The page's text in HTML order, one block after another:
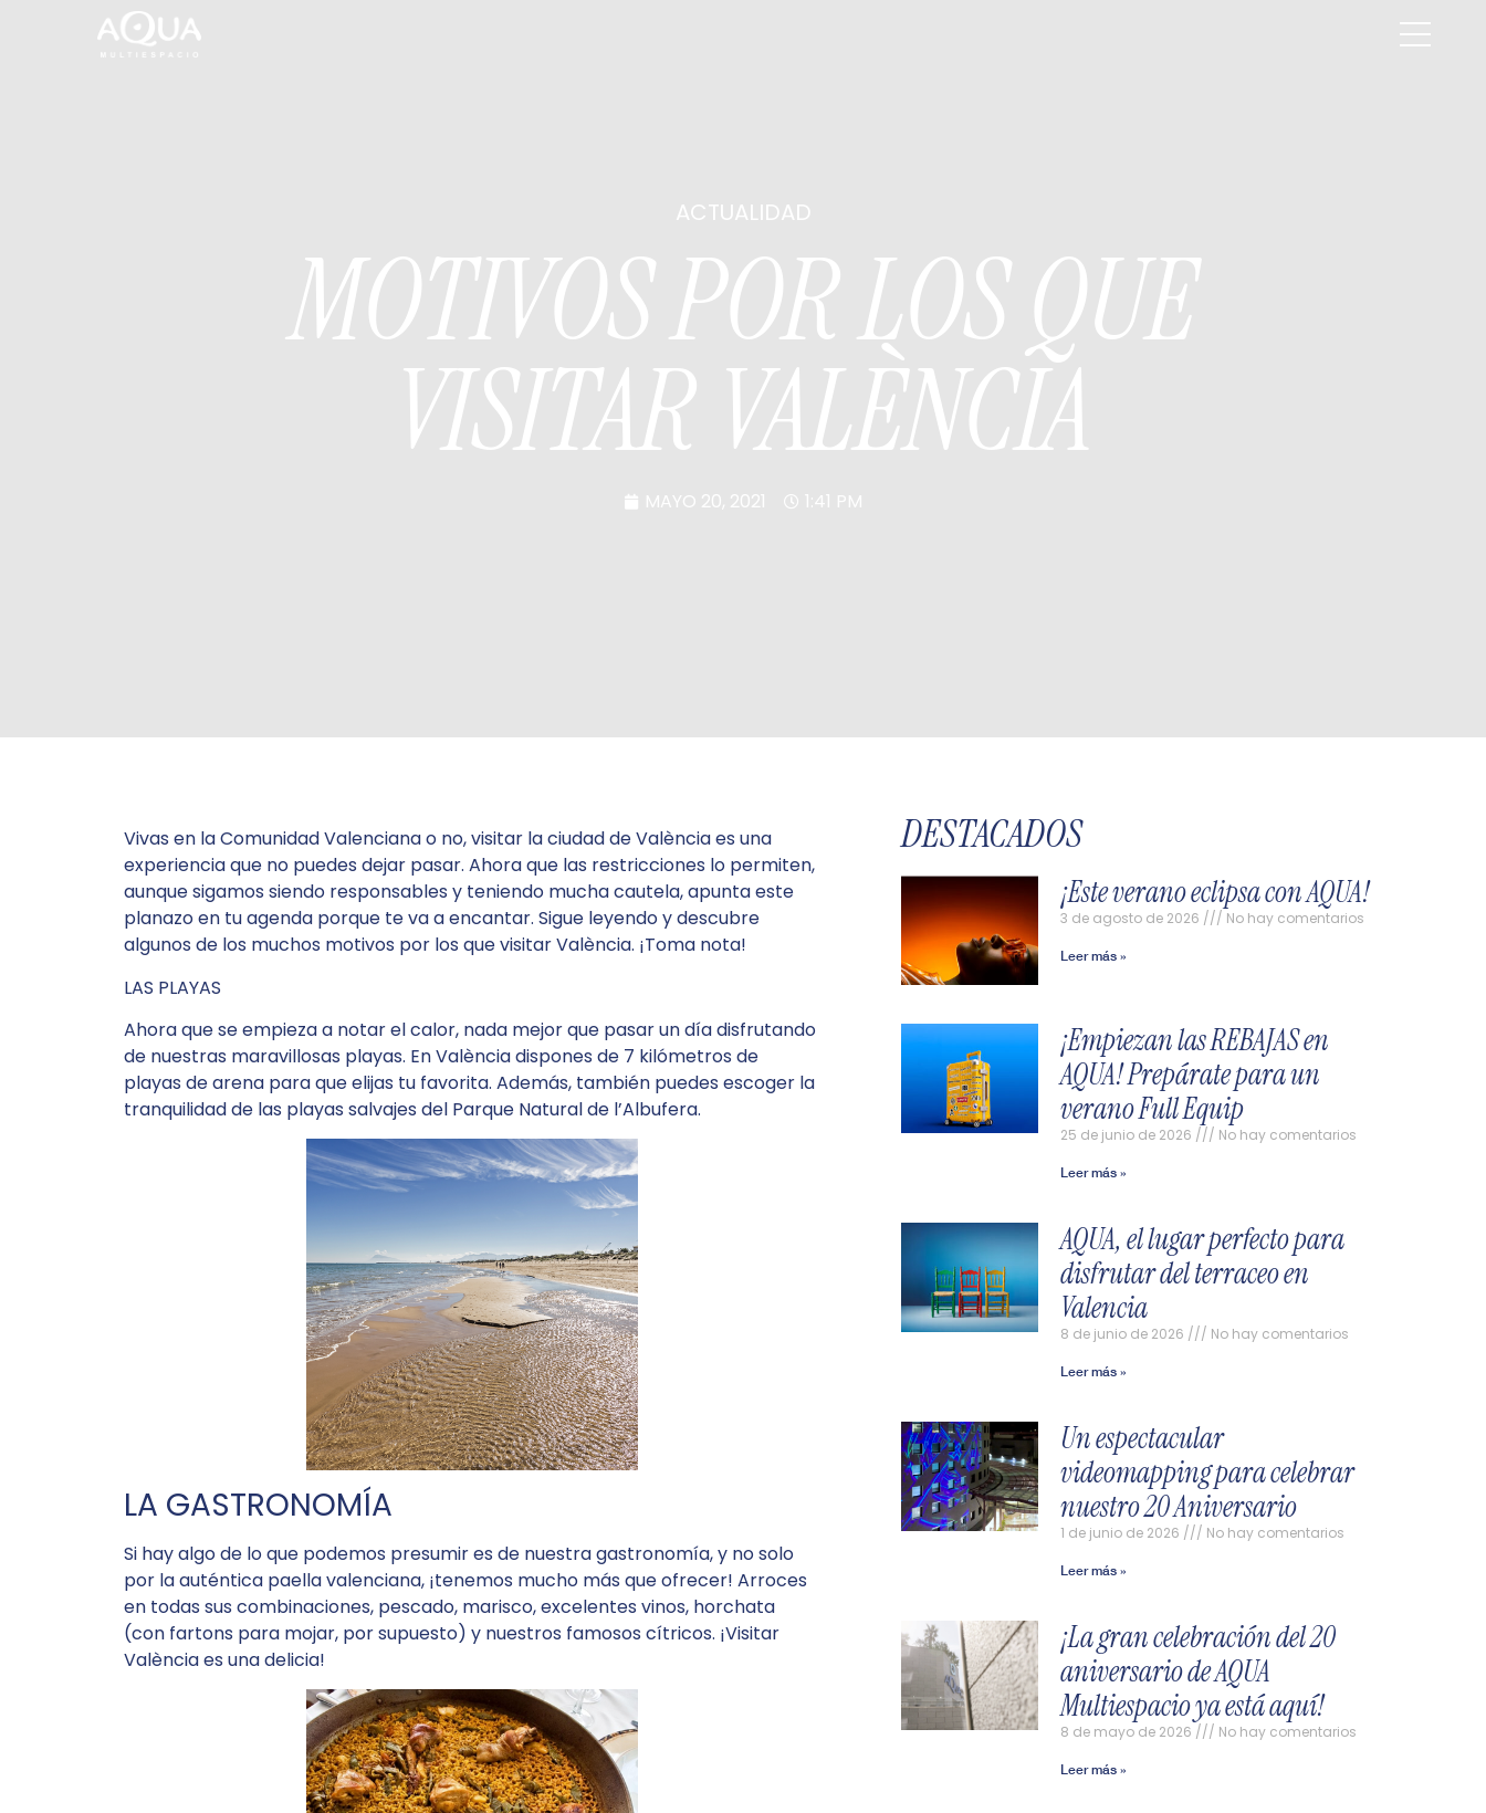
ACTUALIDAD
MOTIVOS POR LOS QUE
VISITAR VALÈNCIA
MAYO 20, 2021 1:41 PM
Vivas en la Comunidad Valenciana o no, visitar la ciudad de València es una
experiencia que no puedes dejar pasar. Ahora que las restricciones lo permiten,
aunque sigamos siendo responsables y teniendo mucha cautela, apunta este
planazo en tu agenda porque te va a encantar. Sigue leyendo y descubre
algunos de los muchos motivos por los que visitar València. ¡Toma nota!
LAS PLAYAS
Ahora que se empieza a notar el calor, nada mejor que pasar un día disfrutando
de nuestras maravillosas playas. En València dispones de 7 kilómetros de
playas de arena para que elijas tu favorita. Además, también puedes escoger la
tranquilidad de las playas salvajes del Parque Natural de l’Albufera.
LA GASTRONOMÍA
Si hay algo de lo que podemos presumir es de nuestra gastronomía, y no solo
por la auténtica paella valenciana, ¡tenemos mucho más que ofrecer! Arroces
en todas sus combinaciones, pescado, marisco, excelentes vinos, horchata
(con fartons para mojar, por supuesto) y nuestros famosos cítricos. ¡Visitar
València es una delicia!
DESTACADOS
¡Este verano eclipsa con AQUA!
3 de agosto de 2026 No hay comentarios
Leer más »
¡Empiezan las REBAJAS en
AQUA! Prepárate para un
verano Full Equip
25 de junio de 2026 No hay comentarios
Leer más »
AQUA, el lugar perfecto para
disfrutar del terraceo en
Valencia
8 de junio de 2026 No hay comentarios
Leer más »
Un espectacular
videomapping para celebrar
nuestro 20 Aniversario
1 de junio de 2026 No hay comentarios
Leer más »
¡La gran celebración del 20
aniversario de AQUA
Multiespacio ya está aquí!
8 de mayo de 2026 No hay comentarios
Leer más »